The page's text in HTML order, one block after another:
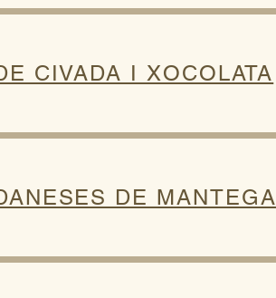
CIVADA I XOCOLATA
DE MANTEGA